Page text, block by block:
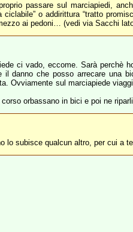
passare sul marciapiedi,
ciclabile” o addirittura “tratto
ai pedoni… (vedi via Sacchi
ci vado, eccome. Sarà perchè
il danno che posso arrecare una
Ovviamente sul marciapiede
orbassano in bici e poi ne
lo subisce qualcun altro, per cui a